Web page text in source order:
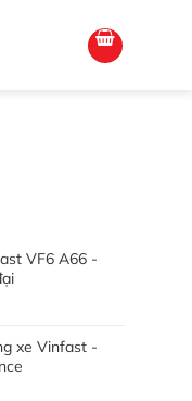
VF6 A66 -
xe Vinfast -